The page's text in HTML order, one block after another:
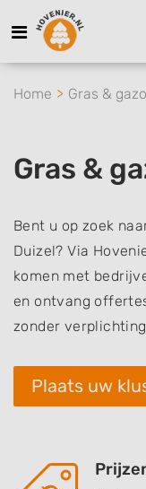
Home Gras &
Gras &
Bent u op zoek
Duizel? Via
komen met
en ontvang
zonder
Plaats uw